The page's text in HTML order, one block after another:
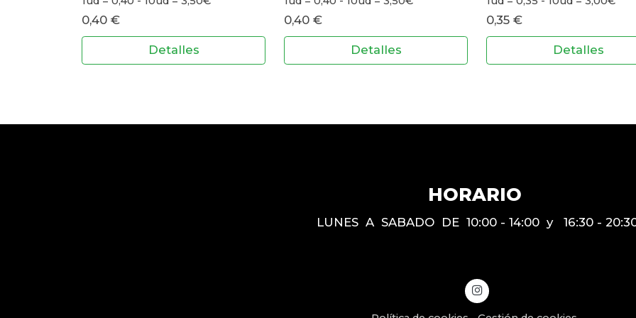
0,40 €
Detalles
0,40 €
Detalles
0,35 €
Detalles
HORARIO
LUNES A SABADO DE 10:00 - 14:00 y 16:30 -